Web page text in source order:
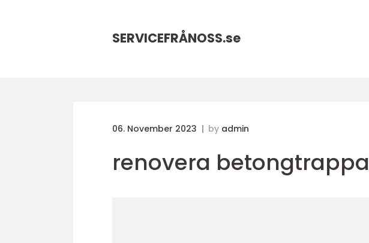
SERVICEFRÅNOSS.se
06. November 2023 by admin
renovera betongtrappa